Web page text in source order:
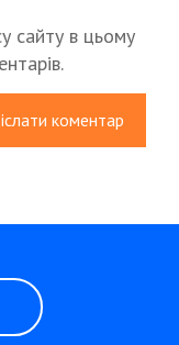
сайту в цьому